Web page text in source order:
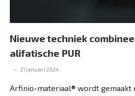
Nieuwe techniek
alifatische PUR
21 januari 2024
Arfinio-materiaal® wordt gemaakt